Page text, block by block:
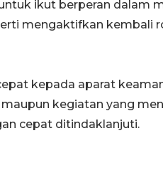
ikut berperan dalam
mengaktifkan kembali
kepada aparat
kegiatan yang
cepat ditindaklanjuti.